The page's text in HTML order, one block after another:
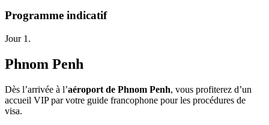
Programme indicatif
Jour 1.
Phnom Penh
Dès l’arrivée à l’aéroport de Phnom Penh, vous profiterez d’un
accueil VIP par votre guide francophone pour les procédures de
visa.